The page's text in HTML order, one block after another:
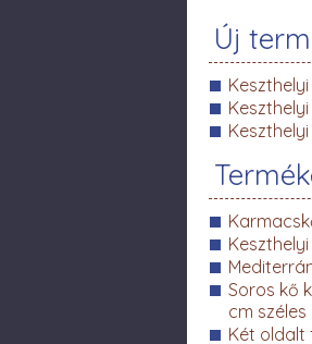
Új
Soros kő
cm széles
Két oldalt